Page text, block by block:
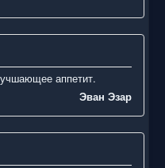
аппетит.
Эван Эзар